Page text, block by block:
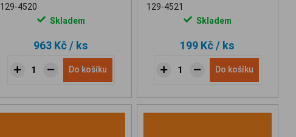
129-4520
Skladem
963 Kč/ ks
Do košíku
129-4521
Skladem
199 Kč/ ks
Do košíku